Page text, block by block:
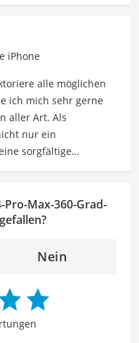
und
dabei zu helfen,
zu treffen als auch
für ihre Bedürfnisse
Vergleich ist aus
für
iPhone
alle möglichen
ich mich sehr gerne
aller Art. Als
nur ein
sorgfältige
präzise, gut
zu gestalten.
stilistische Qualität
und meiner Liebe
dazu bei, dass
sowie
Max-360-Grad-
Nein